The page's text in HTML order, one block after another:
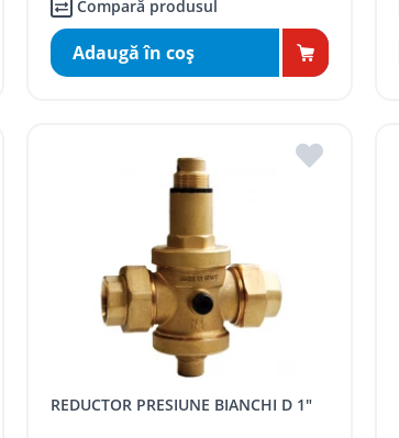
Compară produsul
Adaugă în coş
REDUCTOR PRESIUNE BIANCHI D 1"